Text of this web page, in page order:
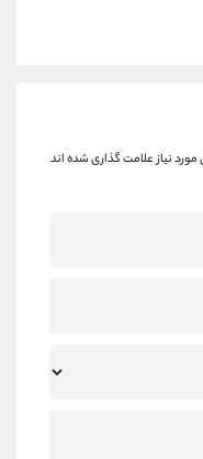
نیاز علامت گذاری شده اند